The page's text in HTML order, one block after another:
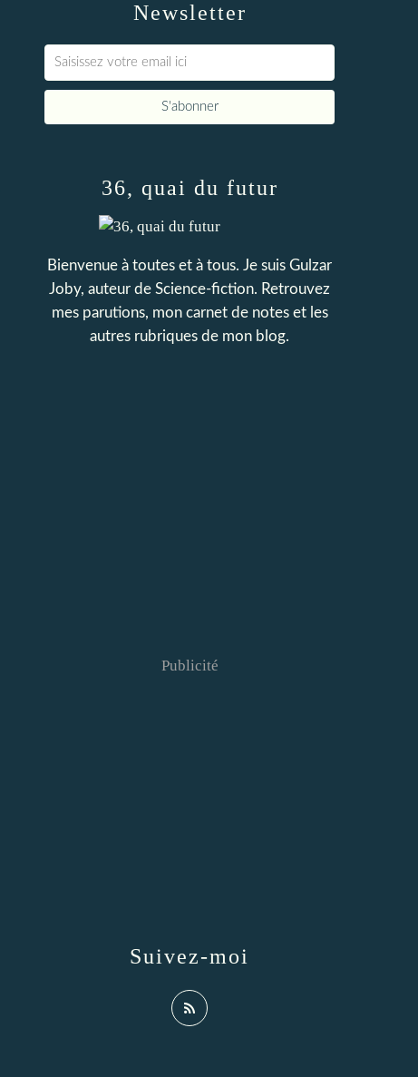
Newsletter
36, quai du futur
Bienvenue à toutes et à tous. Je suis Gulzar
Joby, auteur de Science-fiction. Retrouvez
mes parutions, mon carnet de notes et les
autres rubriques de mon blog.
Suivez-moi
Publicité